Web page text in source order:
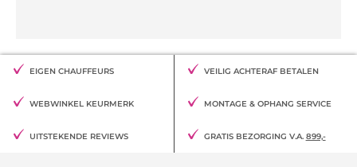
EIGEN CHAUFFEURS VEILIG ACHTERAF BETALEN
WEBWINKEL KEURMERK MONTAGE & OPHANG SERVICE
UITSTEKENDE REVIEWS GRATIS BEZORGING V.A. 899,-